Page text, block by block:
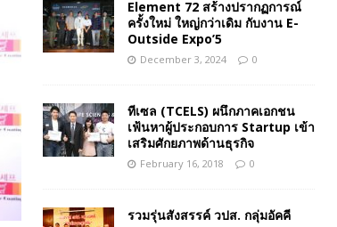
Element 72 สร้างปรากฏการณ์
ครั้งใหม่ ใหญ่กว่าเดิม กับงาน E-
Outside Expo’5
December 3, 2024 0
ทีเซล (TCELS) ผนึกภาคเอกชน
เฟ้นหาผู้ประกอบการ Startup เข้า
เสริมศักยภาพด้านธุรกิจ
February 16, 2018 0
รวมรุ่นสังสรรค์ วปส. กลุ่มอัคคี